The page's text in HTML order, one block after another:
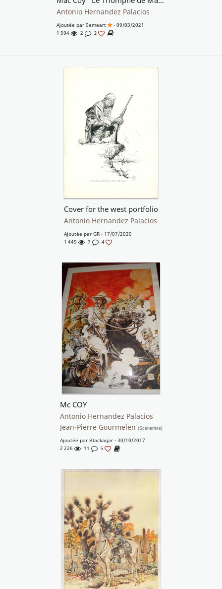
Antonio Hernandez Palacios
Ajoutée par 9emeart
- 09/03/2021
1 594
2 2
Cover for the west portfolio
Antonio Hernandez Palacios
Ajoutée par GR - 17/07/2020
1 449
7 4
Mc COY
Antonio Hernandez Palacios
Jean-Pierre Gourmelen (Scénariste)
Ajoutée par Blackagar- 30/10/2017
2 226
11 5